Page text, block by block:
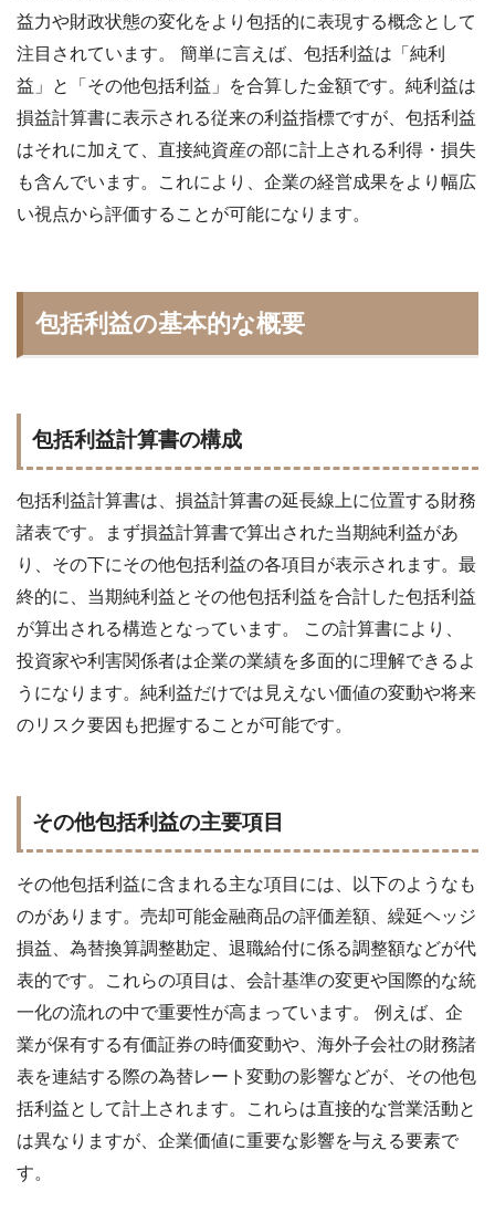
益力や財政状態の変化をより包括的に表現する概念として
注目されています。 簡単に言えば、包括利益は「純利
益」と「その他包括利益」を合算した金額です。純利益は
損益計算書に表示される従来の利益指標ですが、包括利益
はそれに加えて、直接純資産の部に計上される利得・損失
も含んでいます。これにより、企業の経営成果をより幅広
い視点から評価することが可能になります。
包括利益の基本的な概要
包括利益計算書の構成
包括利益計算書は、損益計算書の延長線上に位置する財務
諸表です。まず損益計算書で算出された当期純利益があ
り、その下にその他包括利益の各項目が表示されます。最
終的に、当期純利益とその他包括利益を合計した包括利益
が算出される構造となっています。 この計算書により、
投資家や利害関係者は企業の業績を多面的に理解できるよ
うになります。純利益だけでは見えない価値の変動や将来
のリスク要因も把握することが可能です。
その他包括利益の主要項目
その他包括利益に含まれる主な項目には、以下のようなも
のがあります。売却可能金融商品の評価差額、繰延ヘッジ
損益、為替換算調整勘定、退職給付に係る調整額などが代
表的です。これらの項目は、会計基準の変更や国際的な統
一化の流れの中で重要性が高まっています。 例えば、企
業が保有する有価証券の時価変動や、海外子会社の財務諸
表を連結する際の為替レート変動の影響などが、その他包
括利益として計上されます。これらは直接的な営業活動と
は異なりますが、企業価値に重要な影響を与える要素で
す。